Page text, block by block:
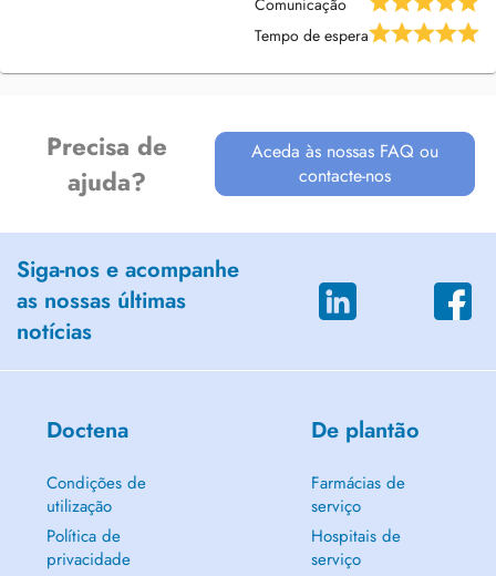
Ihr Zahnarzt
Comunicação
Tempo de espera
Precisa de
ajuda?
Aceda às nossas FAQ ou
contacte-nos
Siga-nos e acompanhe
as nossas últimas
notícias
Doctena
Condições de
utilização
Política de
privacidade
De plantão
Farmácias de
serviço
Hospitais de
serviço